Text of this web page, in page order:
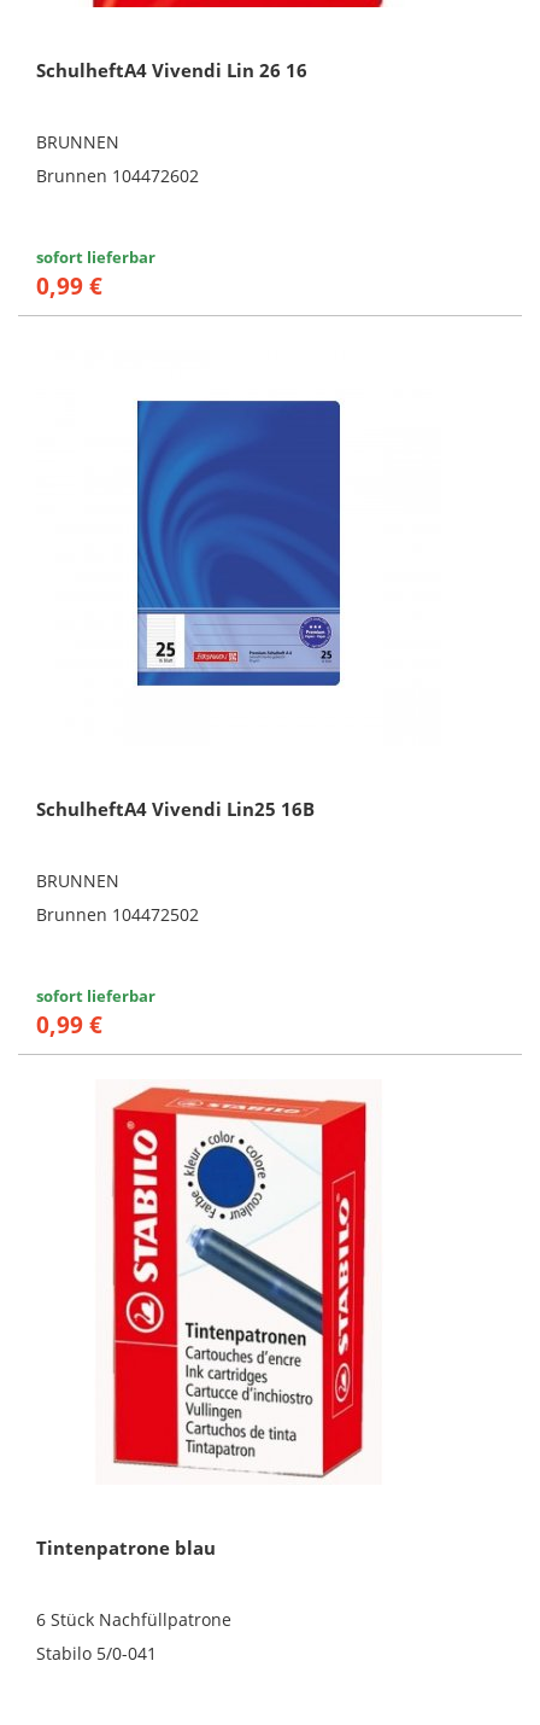
SchulheftA4 Vivendi Lin 26 16
BRUNNEN
Brunnen 104472602
sofort lieferbar
0,99 €
SchulheftA4 Vivendi Lin25 16B
BRUNNEN
Brunnen 104472502
sofort lieferbar
0,99 €
Tintenpatrone blau
6 Stück Nachfüllpatrone
Stabilo 5/0-041